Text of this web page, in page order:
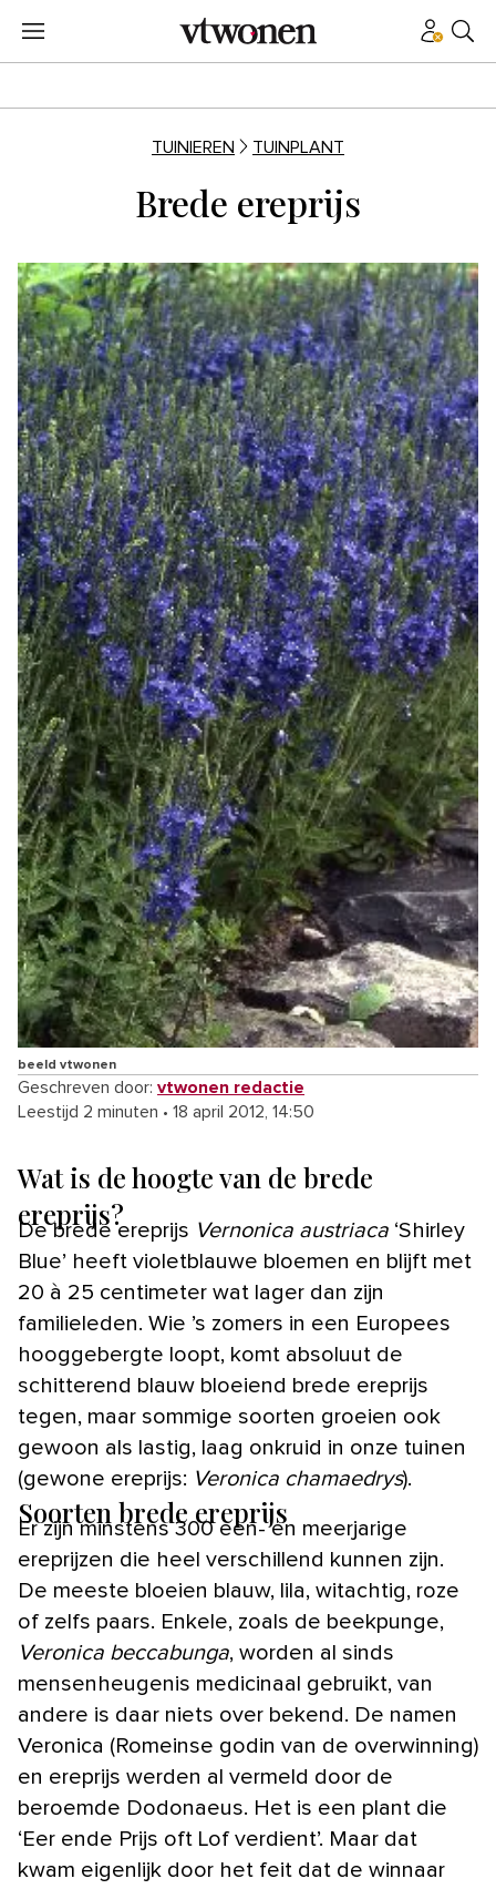
TUINIEREN TUINPLANT
Brede ereprijs
beeld vtwonen
Geschreven door: vtwonen redactie
Leestijd 2 minuten • 18 april 2012, 14:50
Wat is de hoogte van de brede
ereprijs?
De brede ereprijs Vernonica austriaca ‘Shirley
Blue’ heeft violetblauwe bloemen en blijft met
20 à 25 centimeter wat lager dan zijn
familieleden. Wie ’s zomers in een Europees
hooggebergte loopt, komt absoluut de
schitterend blauw bloeiend brede ereprijs
tegen, maar sommige soorten groeien ook
gewoon als lastig, laag onkruid in onze tuinen
(gewone ereprijs: Veronica chamaedrys).
Soorten brede ereprijs
Er zijn minstens 300 een- en meerjarige
ereprijzen die heel verschillend kunnen zijn.
De meeste bloeien blauw, lila, witachtig, roze
of zelfs paars. Enkele, zoals de beekpunge,
Veronica beccabunga, worden al sinds
mensenheugenis medicinaal gebruikt, van
andere is daar niets over bekend. De namen
Veronica (Romeinse godin van de overwinning)
en ereprijs werden al vermeld door de
beroemde Dodonaeus. Het is een plant die
‘Eer ende Prijs oft Lof verdient’. Maar dat
kwam eigenlijk door het feit dat de winnaar